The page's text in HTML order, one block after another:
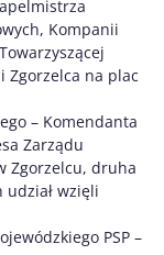
Kompanii
Zgorzelca na plac
– Komendanta
Zarządu
Zgorzelcu, druha
udział wzięli
PSP –